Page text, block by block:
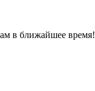
в ближайшее время!